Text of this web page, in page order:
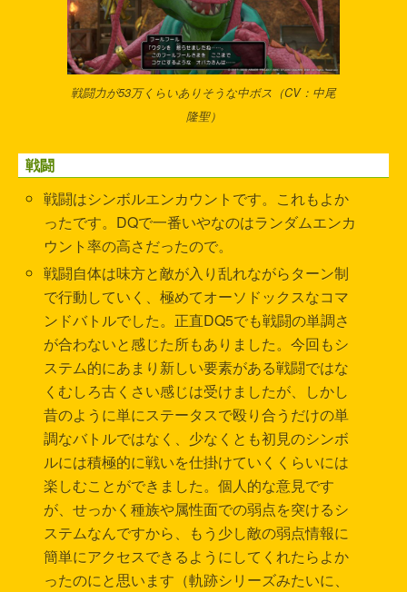
戦闘力が53万くらいありそうな中ボス（CV：中尾
隆聖）
戦闘
戦闘はシンボルエンカウントです。これもよか
ったです。DQで一番いやなのはランダムエンカ
ウント率の高さだったので。
戦闘自体は味方と敵が入り乱れながらターン制
で行動していく、極めてオーソドックスなコマ
ンドバトルでした。正直DQ5でも戦闘の単調さ
が合わないと感じた所もありました。今回もシ
ステム的にあまり新しい要素がある戦闘ではな
くむしろ古くさい感じは受けましたが、しかし
昔のように単にステータスで殴り合うだけの単
調なバトルではなく、少なくとも初見のシンボ
ルには積極的に戦いを仕掛けていくくらいには
楽しむことができました。個人的な意見です
が、せっかく種族や属性面での弱点を突けるシ
ステムなんですから、もう少し敵の弱点情報に
簡単にアクセスできるようにしてくれたらよか
ったのにと思います（軌跡シリーズみたいに、